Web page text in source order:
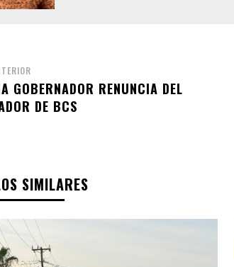
GOBERNADOR RENUNCIA DEL
DE BCS
SIMILARES